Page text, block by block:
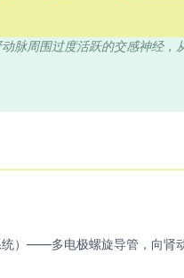
脉周围过度活跃的交感神经，
）——多电极螺旋导管，向肾